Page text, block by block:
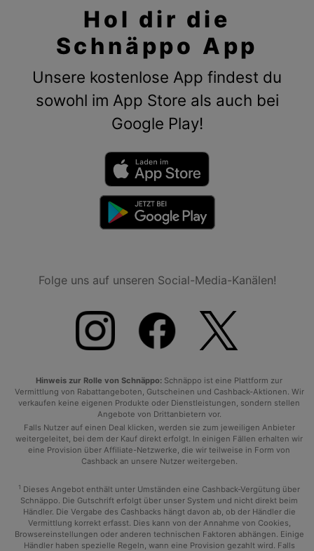
Hol dir die
Schnäppo App
Unsere kostenlose App findest du
sowohl im App Store als auch bei
Google Play!
Folge uns auf unseren Social-Media-Kanälen!
Hinweis zur Rolle von Schnäppo: Schnäppo ist eine Plattform zur
Vermittlung von Rabattangeboten, Gutscheinen und Cashback-Aktionen. Wir
verkaufen keine eigenen Produkte oder Dienstleistungen, sondern stellen
Angebote von Drittanbietern vor.
Falls Nutzer auf einen Deal klicken, werden sie zum jeweiligen Anbieter
weitergeleitet, bei dem der Kauf direkt erfolgt. In einigen Fällen erhalten wir
eine Provision über Affiliate-Netzwerke, die wir teilweise in Form von
Cashback an unsere Nutzer weitergeben.
1 Dieses Angebot enthält unter Umständen eine Cashback-Vergütung über
Schnäppo. Die Gutschrift erfolgt über unser System und nicht direkt beim
Händler. Die Vergabe des Cashbacks hängt davon ab, ob der Händler die
Vermittlung korrekt erfasst. Dies kann von der Annahme von Cookies,
Browsereinstellungen oder anderen technischen Faktoren abhängen. Einige
Händler haben spezielle Regeln, wann eine Provision gezahlt wird. Falls